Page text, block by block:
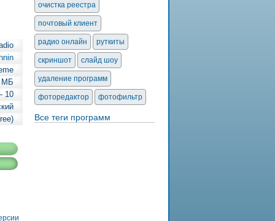
МБ
10
очистка реестра
почтовый клиент
радио онлайн руткиты
скриншот слайд шоу
удаление программ
фоторедактор фотофильтр
Все теги программ